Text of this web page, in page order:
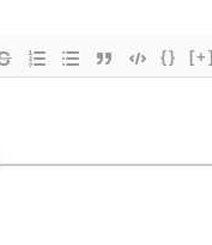
{} [+]